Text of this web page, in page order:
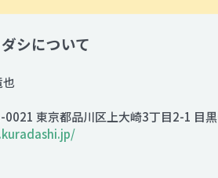
シについて
東京都品川区上大崎3丁目2-1 目